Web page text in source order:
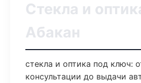
Стекла и
Абакан
стекла и оптика под ключ:
консультации до выдачи